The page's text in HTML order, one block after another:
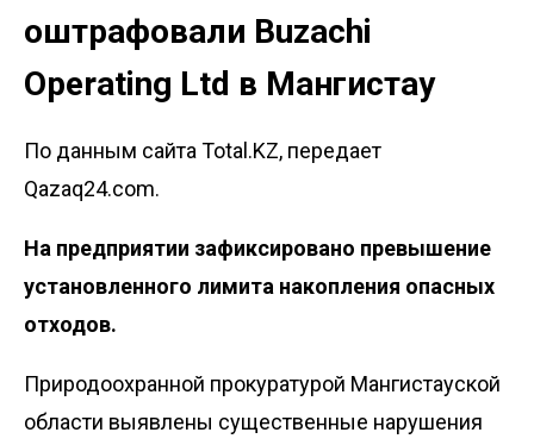
оштрафовали Buzachi
Operating Ltd в Мангистау
По данным сайта Total.KZ, передает
Qazaq24.com.
На предприятии зафиксировано превышение
установленного лимита накопления опасных
отходов.
Природоохранной прокуратурой Мангистауской
области выявлены существенные нарушения